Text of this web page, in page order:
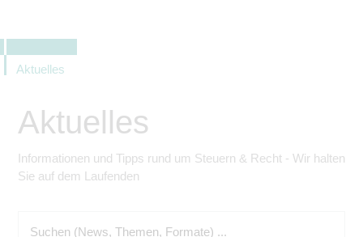
Aktuelles
Aktuelles
Informationen und Tipps rund um Steuern & Recht - Wir halten
Sie auf dem Laufenden